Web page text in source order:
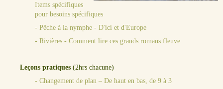
Items spécifiques
pour besoins spécifiques
- Pêche à la nymphe - D'ici et d'Europe
- Rivières - Comment lire ces grands romans fleuve
Leçons pratiques (2hrs chacune)
- Changement de plan – De haut en bas, de 9 à 3